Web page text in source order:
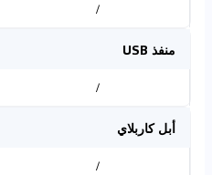
/
منفذ USB
/
أبل كاربلاي
/